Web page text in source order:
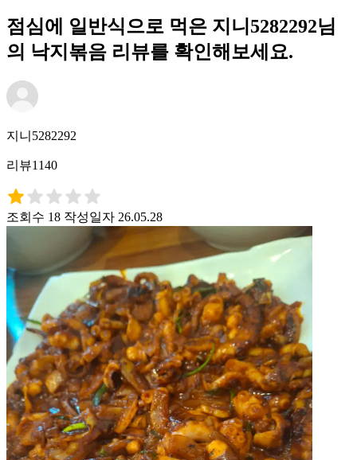
점심에 일반식으로 먹은 지니5282292님
의 낙지볶음 리뷰를 확인해보세요.
지니5282292
리뷰1140
조회수 18 작성일자 26.05.28